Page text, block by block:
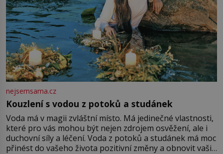
nejsemsama.cz
Kouzlení s vodou z potoků a studánek
Voda má v magii zvláštní místo. Má jedinečné vlastnosti,
které pro vás mohou být nejen zdrojem osvěžení, ale i
duchovní síly a léčení. Voda z potoků a studánek má moc
přinést do vašeho života pozitivní změny a obnovit vaši